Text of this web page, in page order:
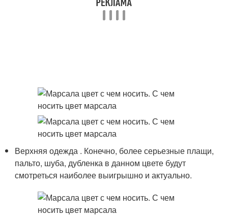
Верхняя одежда . Конечно, более серьезные плащи,
пальто, шуба, дубленка в данном цвете будут
смотреться наиболее выигрышно и актуально.